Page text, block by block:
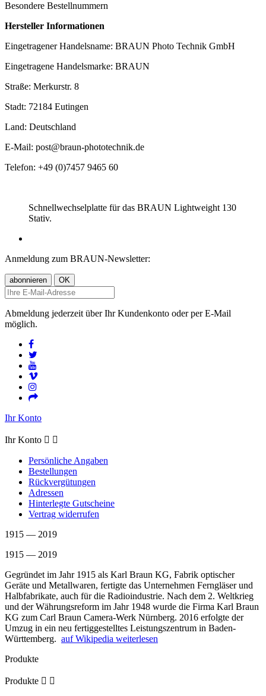
Besondere Bestellnummern
Hersteller Informationen
Eingetragener Handelsname: BRAUN Photo Technik GmbH
Eingetragene Handelsmarke: BRAUN
Straße: Merkurstr. 8
Stadt: 72184 Eutingen
Land: Deutschland
E-Mail: post@braun-phototechnik.de
Telefon: +49 (0)7457 9465 60
Schnellwechselplatte für das BRAUN Lightweight 130
Stativ.
Anmeldung zum BRAUN-Newsletter:
Abmeldung jederzeit über Ihr Kundenkonto oder per E-Mail
möglich.
Ihr Konto
Ihr Konto  
Persönliche Angaben
Bestellungen
Rückvergütungen
Adressen
Hinterlegte Gutscheine
Vertrag widerrufen
1915 — 2019
1915 — 2019
Gegründet im Jahr 1915 als Karl Braun KG, Fabrik optischer
Geräte und Metallwaren, fertigte das Unternehmen Ferngläser und
Halbfabrikate, auch für die Radioindustrie. Nach dem 2. Weltkrieg
und der Währungsreform im Jahr 1948 wurde die Firma Karl Braun
KG zum Carl Braun Camera-Werk Nürnberg. 2016 erfolgte der
Umzug in ein neu fertiggestelltes Leistungszentrum in Baden-
Württemberg. auf Wikipedia weiterlesen
Produkte
Produkte  